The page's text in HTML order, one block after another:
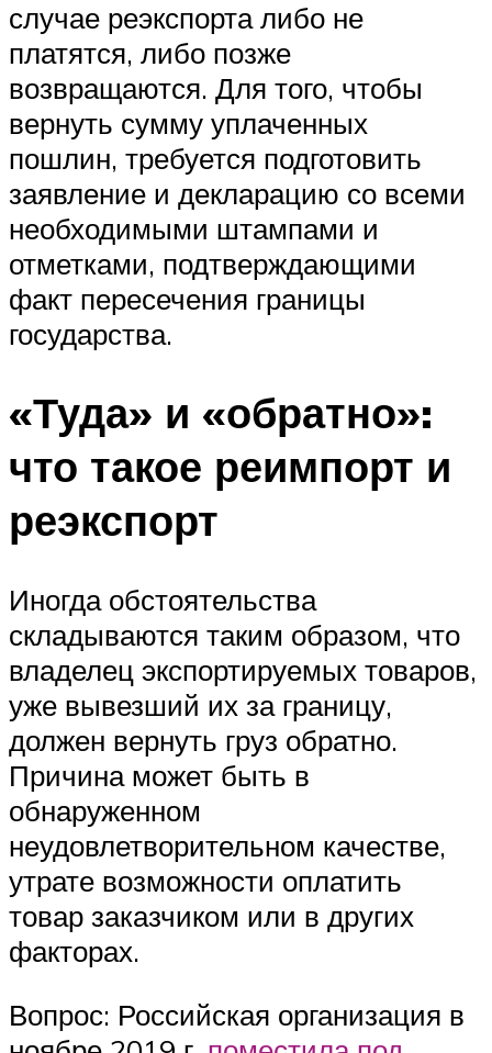
случае реэкспорта либо не
платятся, либо позже
возвращаются. Для того, чтобы
вернуть сумму уплаченных
пошлин, требуется подготовить
заявление и декларацию со всеми
необходимыми штампами и
отметками, подтверждающими
факт пересечения границы
государства.
«Туда» и «обратно»:
что такое реимпорт и
реэкспорт
Иногда обстоятельства
складываются таким образом, что
владелец экспортируемых товаров,
уже вывезший их за границу,
должен вернуть груз обратно.
Причина может быть в
обнаруженном
неудовлетворительном качестве,
утрате возможности оплатить
товар заказчиком или в других
факторах.
Вопрос: Российская организация в